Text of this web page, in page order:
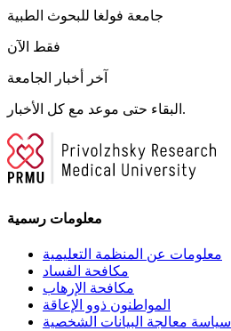
جامعة فولغا للبحوث الطبية
فقط الآن
آخر أخبار الجامعة
البقاء حتى موعد مع كل الأخبار.
معلومات رسمية
معلومات عن المنظمة التعليمية
مكافحة الفساد
مكافحة الإرهاب
المواطنون ذوو الإعاقة
سياسة معالجة البيانات الشخصية